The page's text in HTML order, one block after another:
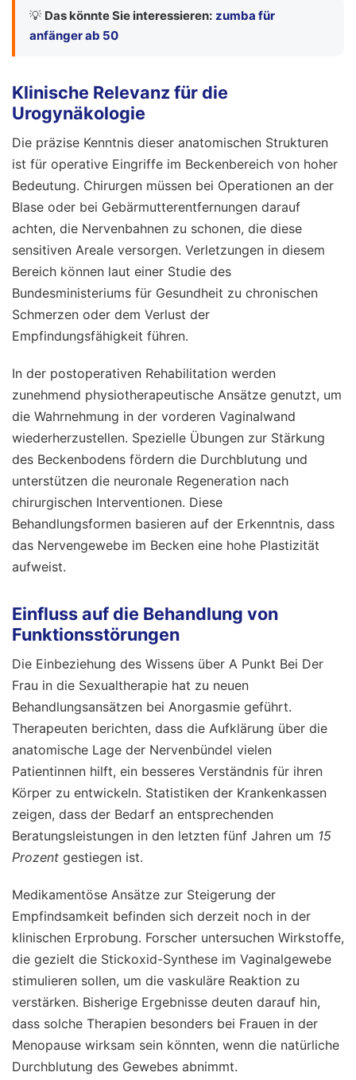
💡 Das könnte Sie interessieren: zumba für
anfänger ab 50
Klinische Relevanz für die
Urogynäkologie
Die präzise Kenntnis dieser anatomischen Strukturen
ist für operative Eingriffe im Beckenbereich von hoher
Bedeutung. Chirurgen müssen bei Operationen an der
Blase oder bei Gebärmutterentfernungen darauf
achten, die Nervenbahnen zu schonen, die diese
sensitiven Areale versorgen. Verletzungen in diesem
Bereich können laut einer Studie des
Bundesministeriums für Gesundheit zu chronischen
Schmerzen oder dem Verlust der
Empfindungsfähigkeit führen.
In der postoperativen Rehabilitation werden
zunehmend physiotherapeutische Ansätze genutzt, um
die Wahrnehmung in der vorderen Vaginalwand
wiederherzustellen. Spezielle Übungen zur Stärkung
des Beckenbodens fördern die Durchblutung und
unterstützen die neuronale Regeneration nach
chirurgischen Interventionen. Diese
Behandlungsformen basieren auf der Erkenntnis, dass
das Nervengewebe im Becken eine hohe Plastizität
aufweist.
Einfluss auf die Behandlung von
Funktionsstörungen
Die Einbeziehung des Wissens über A Punkt Bei Der
Frau in die Sexualtherapie hat zu neuen
Behandlungsansätzen bei Anorgasmie geführt.
Therapeuten berichten, dass die Aufklärung über die
anatomische Lage der Nervenbündel vielen
Patientinnen hilft, ein besseres Verständnis für ihren
Körper zu entwickeln. Statistiken der Krankenkassen
zeigen, dass der Bedarf an entsprechenden
Beratungsleistungen in den letzten fünf Jahren um 15
Prozent gestiegen ist.
Medikamentöse Ansätze zur Steigerung der
Empfindsamkeit befinden sich derzeit noch in der
klinischen Erprobung. Forscher untersuchen Wirkstoffe,
die gezielt die Stickoxid-Synthese im Vaginalgewebe
stimulieren sollen, um die vaskuläre Reaktion zu
verstärken. Bisherige Ergebnisse deuten darauf hin,
dass solche Therapien besonders bei Frauen in der
Menopause wirksam sein könnten, wenn die natürliche
Durchblutung des Gewebes abnimmt.